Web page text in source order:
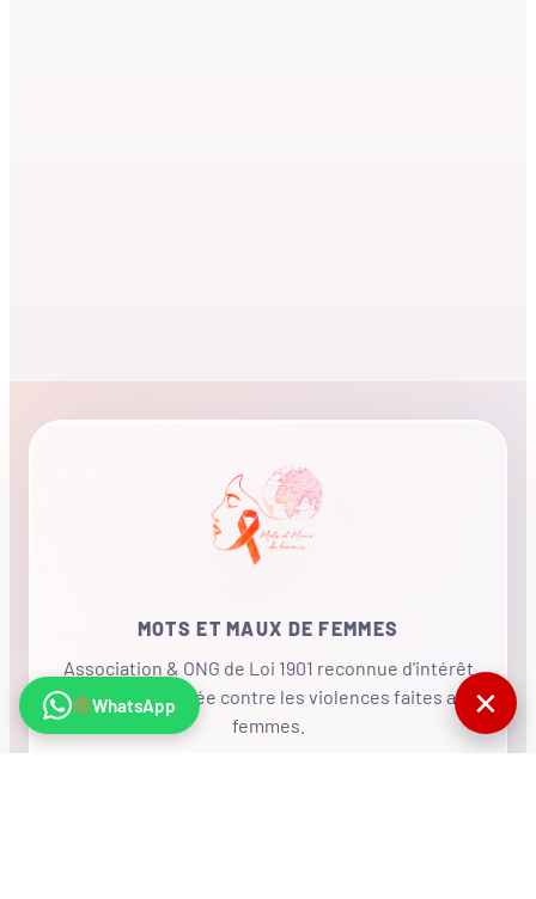
MOTS ET MAUX DE FEMMES
Association & ONG de Loi 1901 reconnue d'intérêt
général, mobilisée contre les violences faites aux
femmes.
WhatsApp ✕